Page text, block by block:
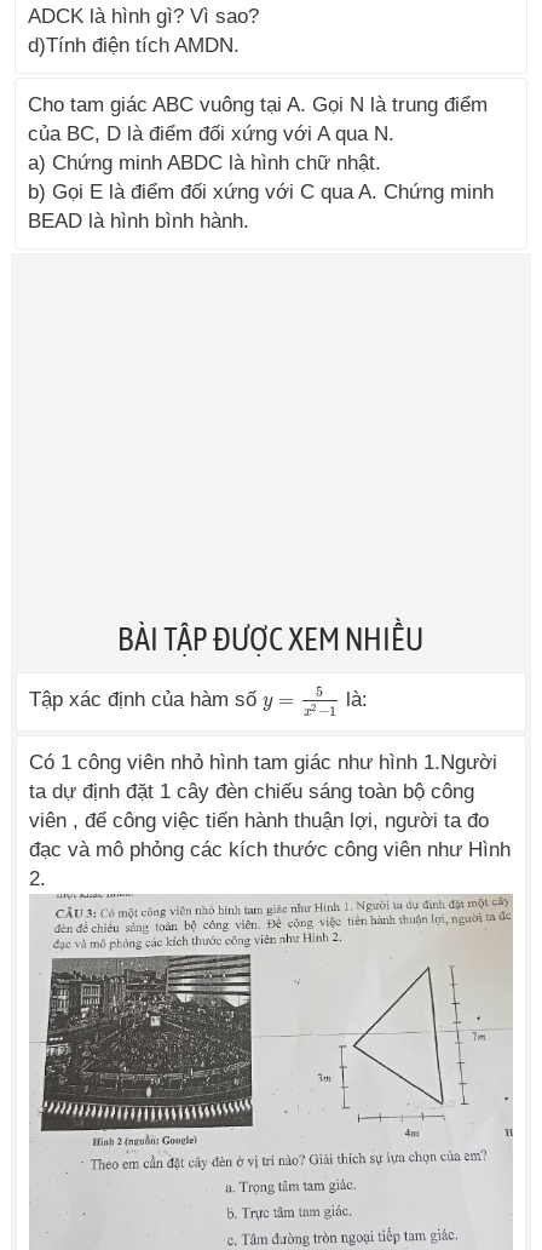
ADCK là hình gì? Vì sao?
d)Tính điện tích AMDN.
Cho tam giác ABC vuông tại A. Gọi N là trung điểm
của BC, D là điểm đối xứng với A qua N.
a) Chứng minh ABDC là hình chữ nhật.
b) Gọi E là điểm đối xứng với C qua A. Chứng minh
BEAD là hình bình hành.
BÀI TẬP ĐƯỢC XEM NHIỀU
Tập xác định của hàm số y = 5
x2 −1
y=5x 2−1 là:
Có 1 công viên nhỏ hình tam giác như hình 1.Người
ta dự định đặt 1 cây đèn chiếu sáng toàn bộ công
viên , để công việc tiến hành thuận lợi, người ta đo
đạc và mô phỏng các kích thước công viên như Hình
2.